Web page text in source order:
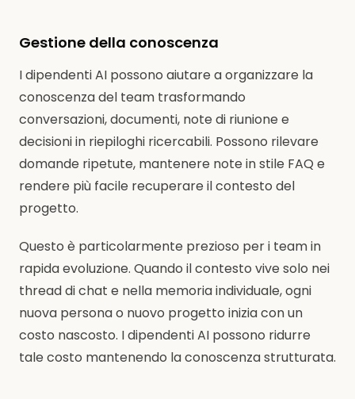
Gestione della conoscenza
I dipendenti AI possono aiutare a organizzare la
conoscenza del team trasformando
conversazioni, documenti, note di riunione e
decisioni in riepiloghi ricercabili. Possono rilevare
domande ripetute, mantenere note in stile FAQ e
rendere più facile recuperare il contesto del
progetto.
Questo è particolarmente prezioso per i team in
rapida evoluzione. Quando il contesto vive solo nei
thread di chat e nella memoria individuale, ogni
nuova persona o nuovo progetto inizia con un
costo nascosto. I dipendenti AI possono ridurre
tale costo mantenendo la conoscenza strutturata.